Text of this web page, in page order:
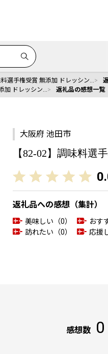
料選手権受賞 無添加 ドレッシン…
加 ドレッシン… 返礼品の感想一覧
大阪府 池田市
【82-02】調味料選
返礼品への感想（集計）
美味しい（0） おす
訪れたい（0）
応援
感想数 0